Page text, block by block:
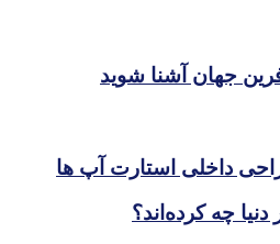
جهان آشنا شوید
داخلی استارت آپ‌ ها
چه کرده‌اند؟